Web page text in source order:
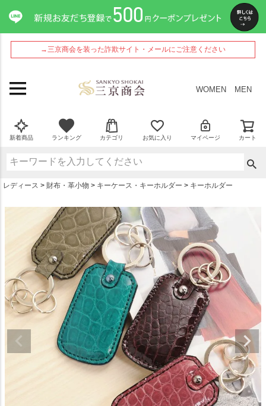
→三京商会を装った詐欺サイト・メールにご注意ください
WOMEN MEN
新着商品 ランキング カテゴリ お気に入り マイページ カート
レディース 財布・革小物 キーケース・キーホルダー キーホルダー
ペー
ジト
ップ
へ